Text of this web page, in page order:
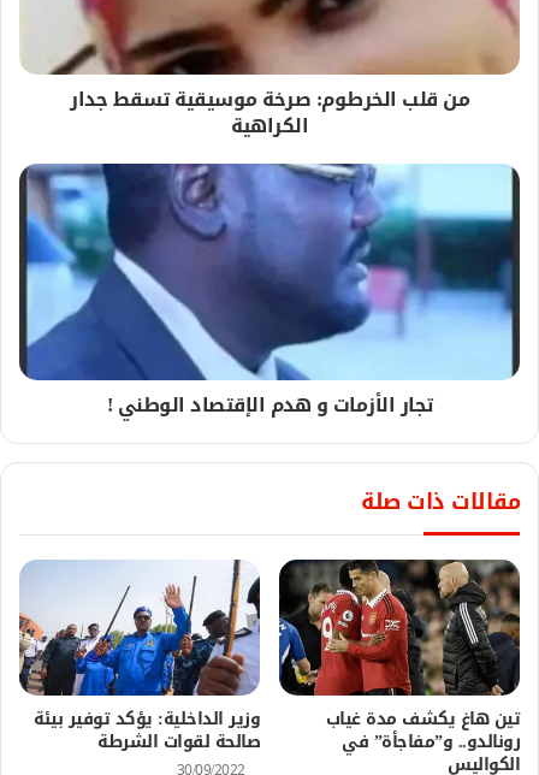
من قلب الخرطوم: صرخة موسيقية تسقط جدار
الكراهية
تجار الأزمات و هدم الإقتصاد الوطني !
مقالات ذات صلة
تين هاغ يكشف مدة غياب
رونالدو.. و”مفاجأة” في
الكواليس
وزير الداخلية: يؤكد توفير بيئة
صالحة لقوات الشرطة